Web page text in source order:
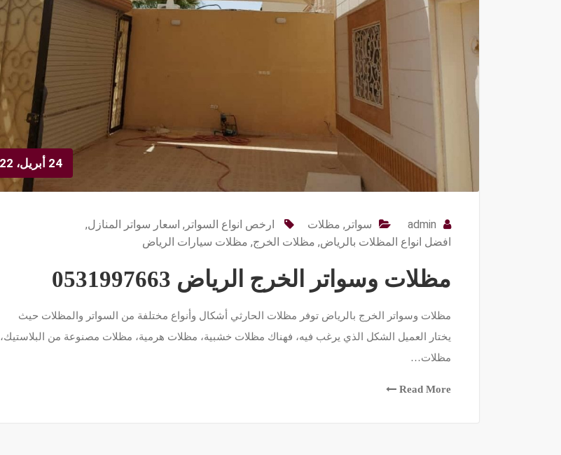
24 أبريل، 2022
admin سواتر , مظلات ارخص انواع السواتر , اسعار سواتر المنازل,
افضل انواع المظلات بالرياض, مظلات الخرج, مظلات سيارات الرياض
مظلات وسواتر الخرج الرياض 0531997663
مظلات وسواتر الخرج بالرياض توفر مظلات الحارثي أشكال وأنواع مختلفة من السواتر والمظلات حيث
يختار العميل الشكل الذي يرغب فيه، فهناك مظلات خشبية، مظلات هرمية، مظلات مصنوعة من البلاستيك،
مظلات…
Read More